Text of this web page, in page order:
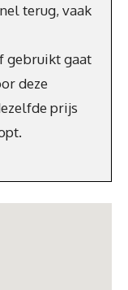
terug, vaak
gebruikt gaat
deze
prijs